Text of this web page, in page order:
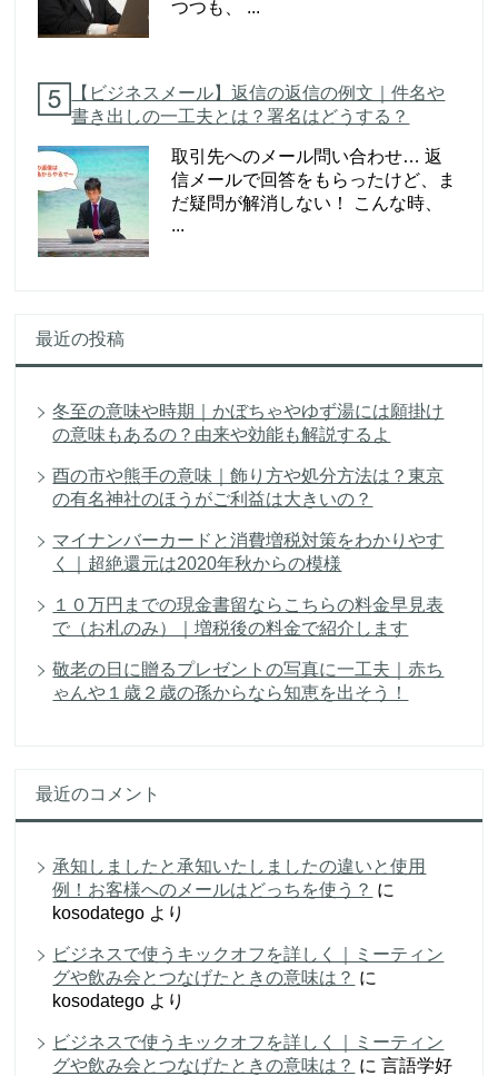
つつも、 ...
【ビジネスメール】返信の返信の例文｜件名や
書き出しの一工夫とは？署名はどうする？
取引先へのメール問い合わせ… 返
信メールで回答をもらったけど、ま
だ疑問が解消しない！ こんな時、
...
最近の投稿
冬至の意味や時期｜かぼちゃやゆず湯には願掛け
の意味もあるの？由来や効能も解説するよ
酉の市や熊手の意味｜飾り方や処分方法は？東京
の有名神社のほうがご利益は大きいの？
マイナンバーカードと消費増税対策をわかりやす
く｜超絶還元は2020年秋からの模様
１０万円までの現金書留ならこちらの料金早見表
で（お札のみ）｜増税後の料金で紹介します
敬老の日に贈るプレゼントの写真に一工夫｜赤ち
ゃんや１歳２歳の孫からなら知恵を出そう！
最近のコメント
承知しましたと承知いたしましたの違いと使用
例！お客様へのメールはどっちを使う？ に
kosodatego より
ビジネスで使うキックオフを詳しく｜ミーティン
グや飲み会とつなげたときの意味は？ に
kosodatego より
ビジネスで使うキックオフを詳しく｜ミーティン
グや飲み会とつなげたときの意味は？ に言語学好